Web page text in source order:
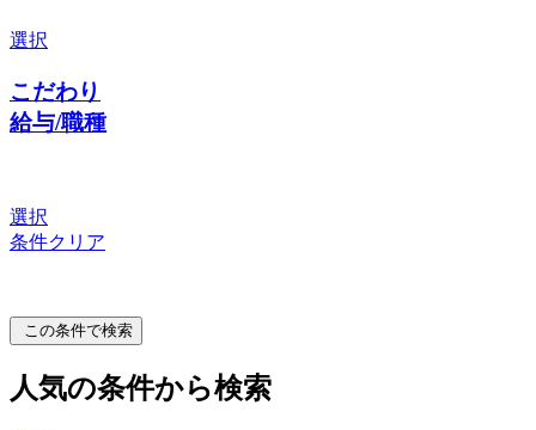
選択
こだわり
給与/職種
選択
条件クリア
この条件で検索
人気の条件から検索